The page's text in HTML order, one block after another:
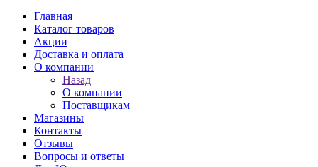
Главная
Каталог товаров
Акции
Доставка и оплата
О компании
Назад
О компании
Поставщикам
Магазины
Контакты
Отзывы
Вопросы и ответы